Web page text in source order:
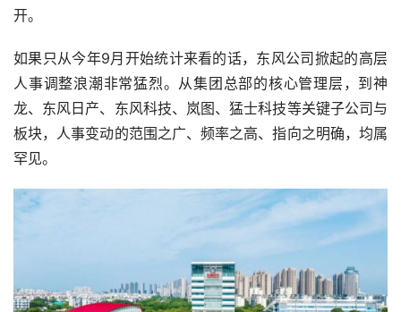
开。
如果只从今年9月开始统计来看的话，东风公司掀起的高层
人事调整浪潮非常猛烈。从集团总部的核心管理层，到神
龙、东风日产、东风科技、岚图、猛士科技等关键子公司与
板块，人事变动的范围之广、频率之高、指向之明确，均属
罕见。